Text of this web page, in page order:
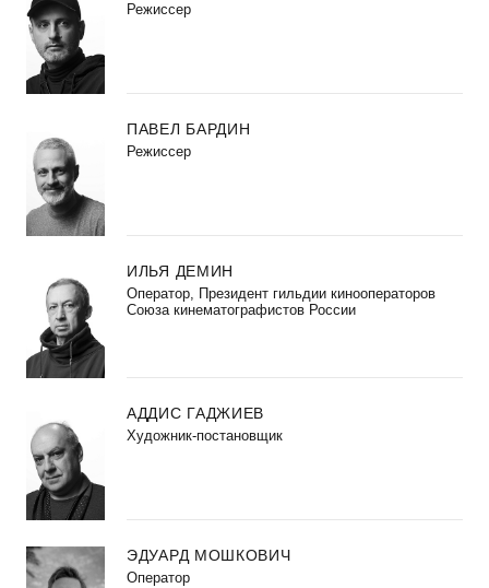
Режиссер
ПАВЕЛ БАРДИН
Режиссер
ИЛЬЯ ДЕМИН
Оператор, Президент гильдии кинооператоров
Союза кинематографистов России
АДДИС ГАДЖИЕВ
Художник-постановщик
ЭДУАРД МОШКОВИЧ
Оператор